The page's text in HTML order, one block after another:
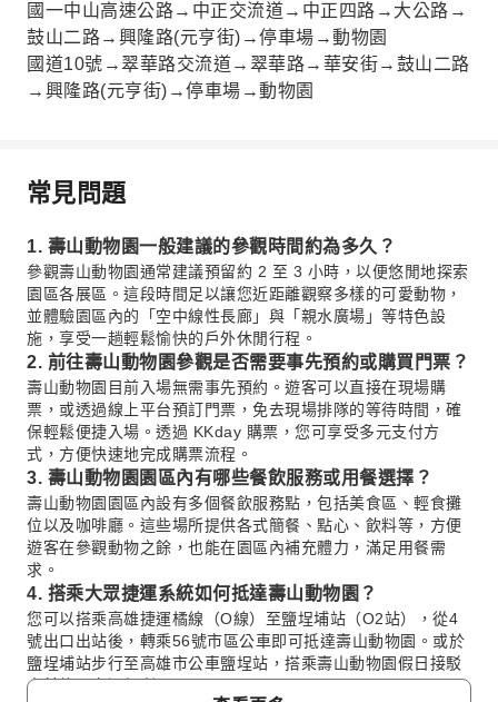
國一中山高速公路→中正交流道→中正四路→大公路→
鼓山二路→興隆路(元亨街)→停車場→動物園
國道10號→翠華路交流道→翠華路→華安街→鼓山二路
→興隆路(元亨街)→停車場→動物園
常見問題
1. 壽山動物園一般建議的參觀時間約為多久？
參觀壽山動物園通常建議預留約 2 至 3 小時，以便悠閒地探索
園區各展區。這段時間足以讓您近距離觀察多樣的可愛動物，
並體驗園區內的「空中線性長廊」與「親水廣場」等特色設
施，享受一趟輕鬆愉快的戶外休閒行程。
2. 前往壽山動物園參觀是否需要事先預約或購買門票？
壽山動物園目前入場無需事先預約。遊客可以直接在現場購
票，或透過線上平台預訂門票，免去現場排隊的等待時間，確
保輕鬆便捷入場。透過 KKday 購票，您可享受多元支付方
式，方便快速地完成購票流程。
3. 壽山動物園園區內有哪些餐飲服務或用餐選擇？
壽山動物園園區內設有多個餐飲服務點，包括美食區、輕食攤
位以及咖啡廳。這些場所提供各式簡餐、點心、飲料等，方便
遊客在參觀動物之餘，也能在園區內補充體力，滿足用餐需
求。
4. 搭乘大眾捷運系統如何抵達壽山動物園？
您可以搭乘高雄捷運橘線（O線）至鹽埕埔站（O2站），從4
號出口出站後，轉乘56號市區公車即可抵達壽山動物園。或於
鹽埕埔站步行至高雄市公車鹽埕站，搭乘壽山動物園假日接駁
車前往，交通便利。